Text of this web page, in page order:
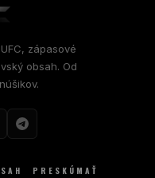
zápasové
obsah. Od
PRESKÚMAŤ